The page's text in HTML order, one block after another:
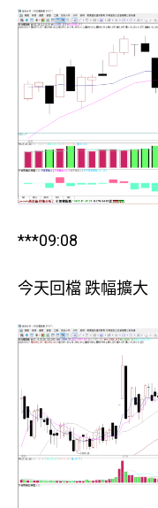
***09:08
今天回檔 跌幅擴大